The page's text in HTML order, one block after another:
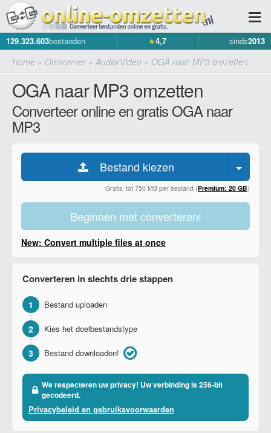
129.323.603bestanden ★4,7 sinds2013
Home » Omvormer» Audio/Video » OGA naar MP3 omzetten
OGA naar MP3 omzetten
Converteer online en gratis OGA naar
MP3
Bestand kiezen
Gratis: tot 750 MB per bestand (Premium: 20 GB)
Beginnen met converteren!
New: Convert multiple files at once
Converteren in slechts drie stappen
1 Bestand uploaden
2 Kies het doelbestandstype
3 Bestand downloaden!
We respecteren uw privacy! Uw verbinding is 256-bit
gecodeerd.
Privacybeleid en gebruiksvoorwaarden